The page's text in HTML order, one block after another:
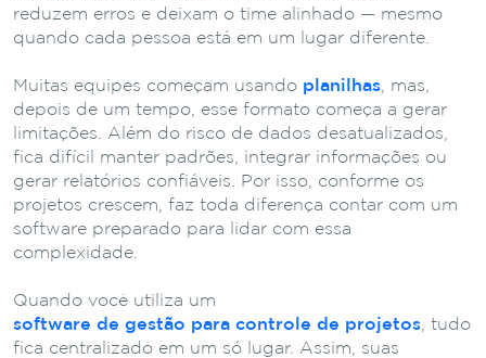
reduzem erros e deixam o time alinhado — mesmo
quando cada pessoa está em um lugar diferente.
Muitas equipes começam usando planilhas , mas,
depois de um tempo, esse formato começa a gerar
limitações. Além do risco de dados desatualizados,
fica difícil manter padrões, integrar informações ou
gerar relatórios confiáveis. Por isso, conforme os
projetos crescem, faz toda diferença contar com um
software preparado para lidar com essa
complexidade.
Quando você utiliza um
software de gestão para controle de projetos , tudo
fica centralizado em um só lugar. Assim, suas